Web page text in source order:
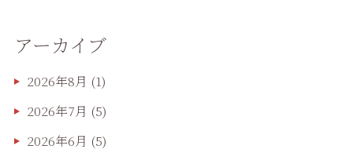
アーカイブ
2026年8月 (1)
2026年7月 (5)
2026年6月 (5)